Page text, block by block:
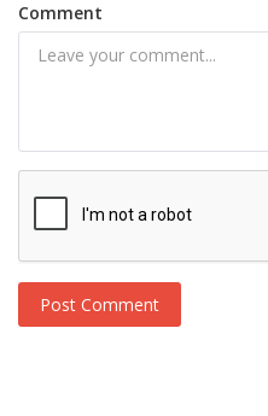
Comment
Post Comment